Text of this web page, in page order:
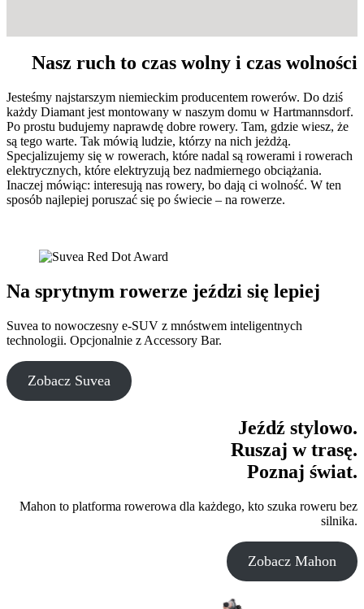
Nasz ruch to czas wolny i czas wolności
Jesteśmy najstarszym niemieckim producentem rowerów. Do dziś
każdy Diamant jest montowany w naszym domu w Hartmannsdorf.
Po prostu budujemy naprawdę dobre rowery. Tam, gdzie wiesz, że
są tego warte. Tak mówią ludzie, którzy na nich jeżdżą.
Specjalizujemy się w rowerach, które nadal są rowerami i rowerach
elektrycznych, które elektryzują bez nadmiernego obciążania.
Inaczej mówiąc: interesują nas rowery, bo dają ci wolność. W ten
sposób najlepiej poruszać się po świecie – na rowerze.
Na sprytnym rowerze jeździ się lepiej
Suvea to nowoczesny e-SUV z mnóstwem inteligentnych
technologii. Opcjonalnie z Accessory Bar.
Zobacz Suvea
Jeźdź stylowo.
Ruszaj w trasę.
Poznaj świat.
Mahon to platforma rowerowa dla każdego, kto szuka roweru bez
silnika.
Zobacz Mahon